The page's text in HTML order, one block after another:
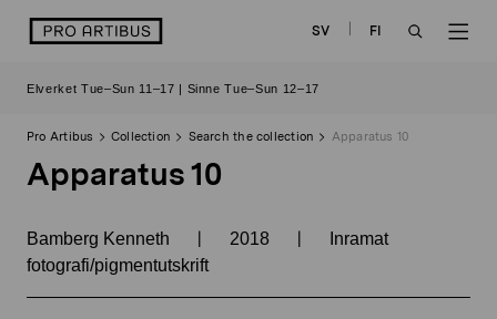
logo SV
FI
Elverket Tue–Sun 11–17 | Sinne Tue–Sun 12–17
Pro Artibus Collection Search the collection Apparatus 10
Apparatus 10
Bamberg Kenneth | 2018 |
Inramat
fotografi/pigmentutskrift